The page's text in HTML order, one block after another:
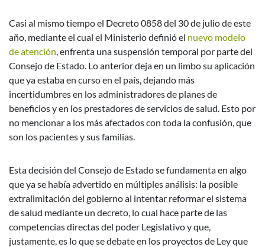
Casi al mismo tiempo el Decreto 0858 del 30 de julio de este
año, mediante el cual el Ministerio definió el nuevo modelo
de atención , enfrenta una suspensión temporal por parte del
Consejo de Estado. Lo anterior deja en un limbo su aplicación
que ya estaba en curso en el país, dejando más
incertidumbres en los administradores de planes de
beneficios y en los prestadores de servicios de salud. Esto por
no mencionar a los más afectados con toda la confusión, que
son los pacientes y sus familias.
Esta decisión del Consejo de Estado se fundamenta en algo
que ya se había advertido en múltiples análisis: la posible
extralimitación del gobierno al intentar reformar el sistema
de salud mediante un decreto, lo cual hace parte de las
competencias directas del poder Legislativo y que,
justamente, es lo que se debate en los proyectos de Ley que